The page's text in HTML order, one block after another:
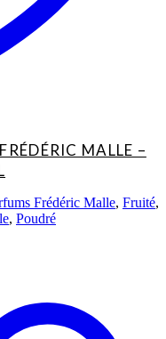
MALLE –
Frédéric Malle, Fruité,
, Poudré